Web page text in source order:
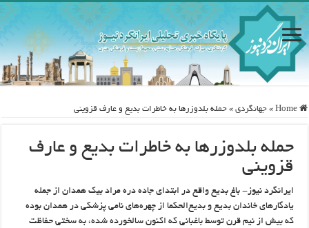
Home
» جهانگردی » حمله بلدوزرها به خاطرات بدیع و عارف قزوینی
حمله بلدوزرها به خاطرات بدیع و عارف
قزوینی
ایرانگرد نیوز- باغ بدیع واقع در ابتدای جاده دره مراد بیک همدان از جمله
یادگارهای خاندان بدیع و بدیع‌الحکما از چهره‌های نامی پزشکی در همدان بوده
که بیش از نیم قرن توسط باغبانی که اکنون سالخورده شده، به سختی حفاظت